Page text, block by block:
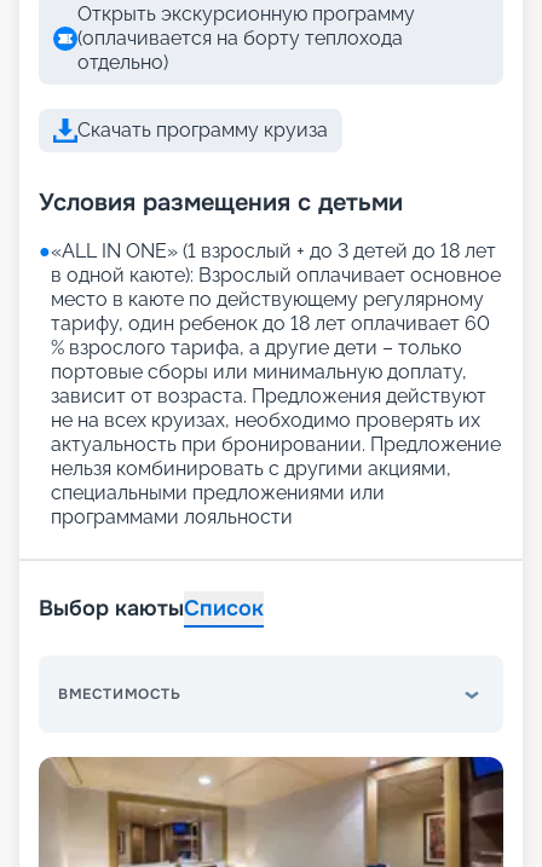
Открыть экскурсионную программу
(оплачивается на борту теплохода
отдельно)
Скачать программу круиза
Условия размещения с детьми
●«АLL IN ONE» (1 взрослый + до 3 детей до 18 лет
в одной каюте): Взрослый оплачивает основное
место в каюте по действующему регулярному
тарифу, один ребенок до 18 лет оплачивает 60
% взрослого тарифа, а другие дети – только
портовые сборы или минимальную доплату,
зависит от возраста. Предложения действуют
не на всех круизах, необходимо проверять их
актуальность при бронировании. Предложение
нельзя комбинировать с другими акциями,
специальными предложениями или
программами лояльности
Выбор каютыСписок
ВМЕСТИМОСТЬ